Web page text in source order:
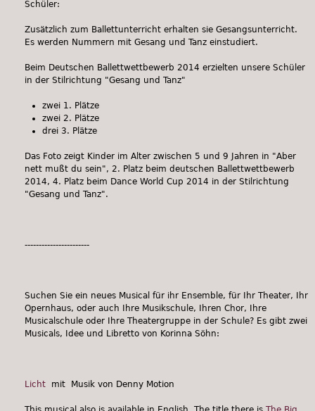
Schüler:
Zusätzlich zum Ballettunterricht erhalten sie Gesangsunterricht.
Es werden Nummern mit Gesang und Tanz einstudiert.
Beim Deutschen Ballettwettbewerb 2014 erzielten unsere Schüler
in der Stilrichtung "Gesang und Tanz"
zwei 1. Plätze
zwei 2. Plätze
drei 3. Plätze
Das Foto zeigt Kinder im Alter zwischen 5 und 9 Jahren in "Aber
nett mußt du sein", 2. Platz beim deutschen Ballettwettbewerb
2014, 4. Platz beim Dance World Cup 2014 in der Stilrichtung
"Gesang und Tanz".
-----------------------
Suchen Sie ein neues Musical für ihr Ensemble, für Ihr Theater, Ihr
Opernhaus, oder auch Ihre Musikschule, Ihren Chor, Ihre
Musicalschule oder Ihre Theatergruppe in der Schule? Es gibt zwei
Musicals, Idee und Libretto von Korinna Söhn:
Licht mit Musik von Denny Motion